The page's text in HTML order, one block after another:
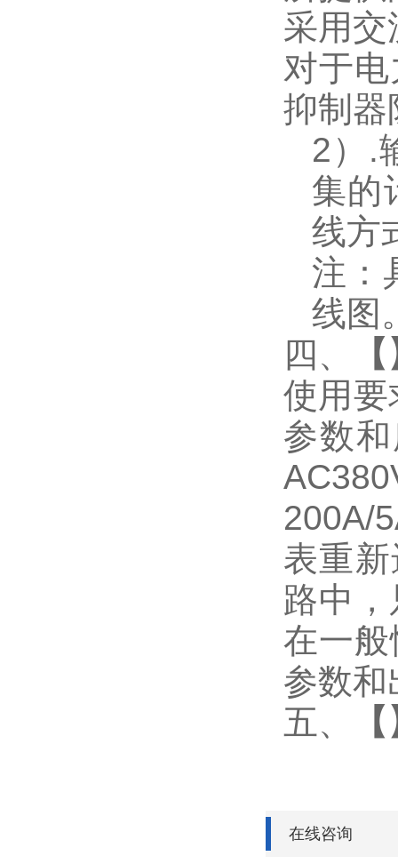
采用交
对于
抑制器
2 ） .
集的
线方
注：
线图
四、
使用要
参数
200A/
表重
路中，
在一
参数和
五、
在线咨询